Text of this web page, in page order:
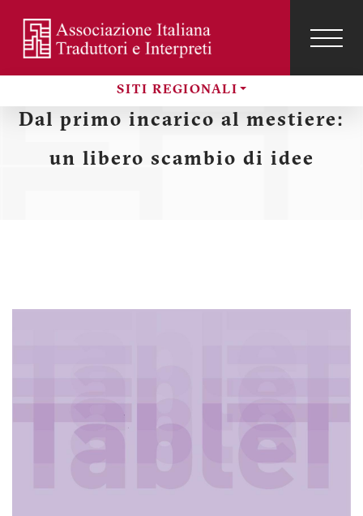
contenuto
principale
Sezioni
SITI REGIONALI
Menu
profilo
Dal primo incarico al mestiere:
un libero scambio di idee